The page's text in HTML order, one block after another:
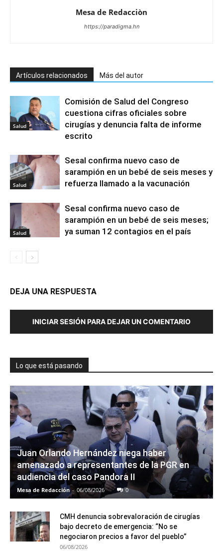
Mesa de Redacciòn
https://paradigma.hn
Artículos relacionados Más del autor
Salud
Comisión de Salud del Congreso
cuestiona cifras oficiales sobre
cirugías y denuncia falta de informe
escrito
Salud
Sesal confirma nuevo caso de
sarampión en un bebé de seis meses y
refuerza llamado a la vacunación
Salud
Sesal confirma nuevo caso de
sarampión en un bebé de seis meses;
ya suman 12 contagios en el país
DEJA UNA RESPUESTA
INICIAR SESIÓN PARA DEJAR UN COMENTARIO
Lo que está pasando
Juan Orlando Hernández niega haber
amenazado a representantes de la PGR en
audiencia del caso Pandora II
Mesa de Redacción - 06/08/2026 0
CMH denuncia sobrevaloración de cirugías
bajo decreto de emergencia: “No se
negociaron precios a favor del pueblo”
06/08/2026